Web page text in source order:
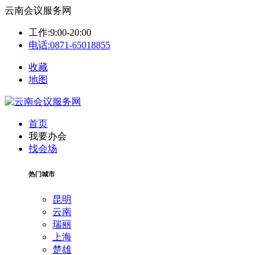
云南会议服务网
工作:9:00-20:00
电话:0871-65018855
收藏
地图
首页
我要办会
找会场
热门城市
昆明
云南
瑞丽
上海
楚雄